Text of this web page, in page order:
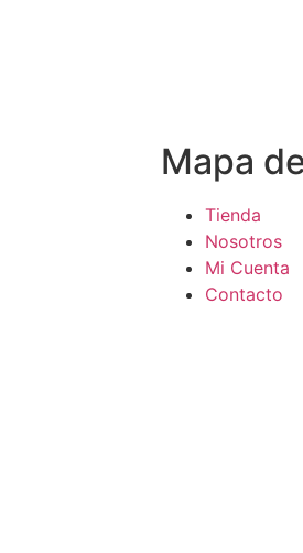
Mapa
Tienda
Nosotros
Mi Cuenta
Contacto